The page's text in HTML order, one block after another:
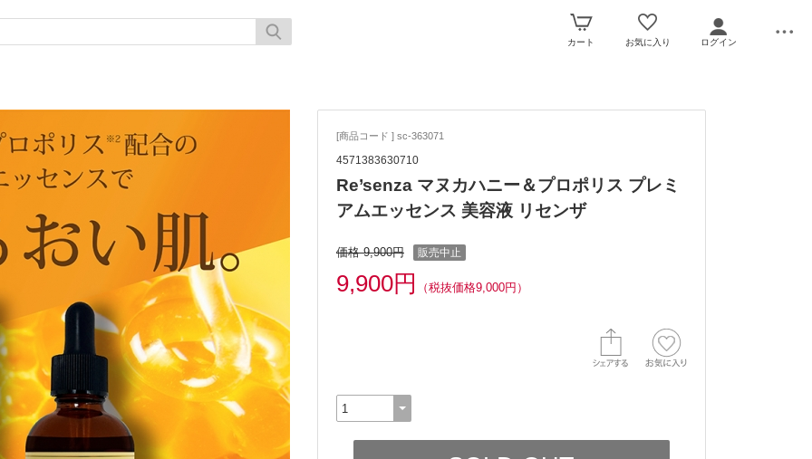
カート お気に入り ログイン
[商品コード ] sc-363071
4571383630710
Re’senza マヌカハニー＆プロポリス プレミ
アムエッセンス 美容液 リセンザ
価格 9,900円 販売中止
9,900円 （税抜価格9,000円）